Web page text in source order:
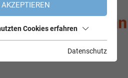
Cookies erfahren
Datenschutz